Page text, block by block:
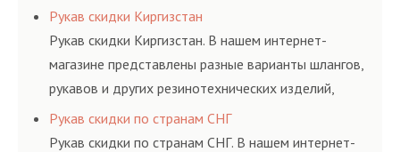
соответствующих ГОСТам, техническим условиям
и нормативам.
Рукав скидки Киргизстан
Рукав скидки Киргизстан. В нашем интернет-
магазине представлены разные варианты шлангов,
рукавов и других резинотехнических изделий,
соответствующих ГОСТам, техническим условиям
и нормативам.
Рукав скидки по странам СНГ
Рукав скидки по странам СНГ. В нашем интернет-